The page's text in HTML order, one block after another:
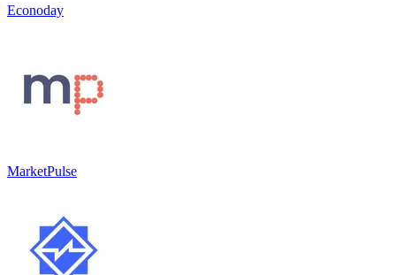
Econoday
MarketPulse